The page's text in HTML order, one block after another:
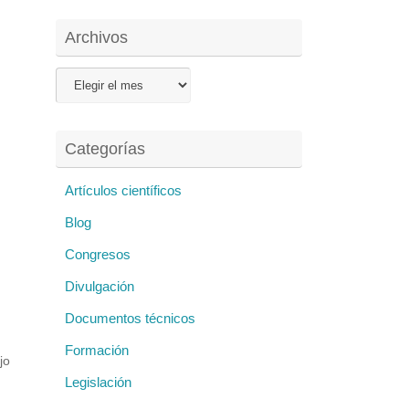
Archivos
Archivos
Categorías
Artículos científicos
Blog
Congresos
Divulgación
Documentos técnicos
Formación
Legislación